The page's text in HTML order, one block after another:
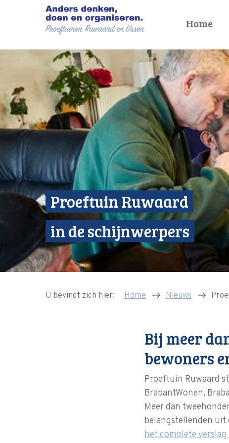
Home
Proeftuin Ruwaard
in de schijnwerpers
U bevindt zich hier: Home Nieuws
Bij meer
bewoners
Proeftuin Ruwaard
BrabantWonen,
Meer dan
belangstellenden uit
het complete